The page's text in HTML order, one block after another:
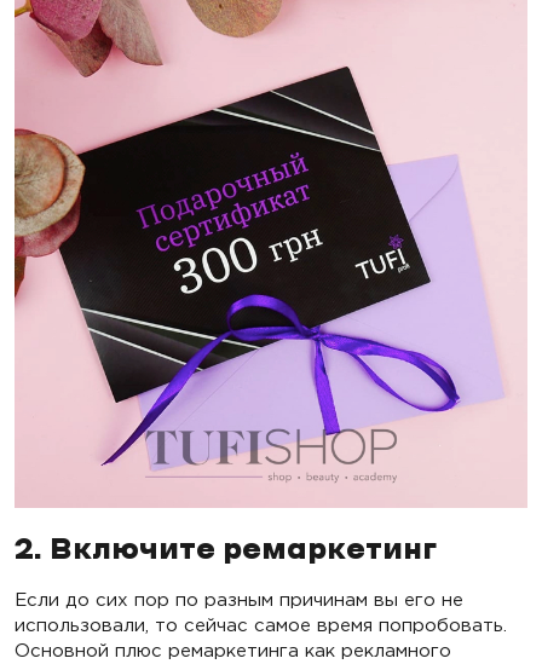
2. Включите ремаркетинг
Если до сих пор по разным причинам вы его не
использовали, то сейчас самое время попробовать.
Основной плюс ремаркетинга как рекламного